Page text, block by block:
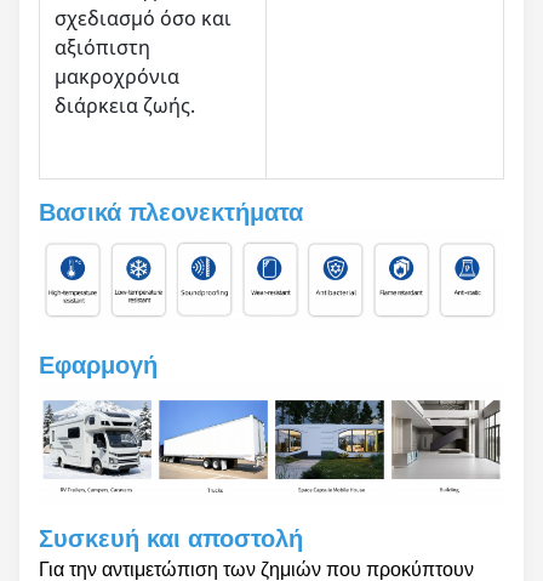
σχεδιασμό όσο και
αξιόπιστη
μακροχρόνια
διάρκεια ζωής.
Βασικά πλεονεκτήματα
Εφαρμογή
Συσκευή και αποστολή
Για την αντιμετώπιση των ζημιών που προκύπτουν